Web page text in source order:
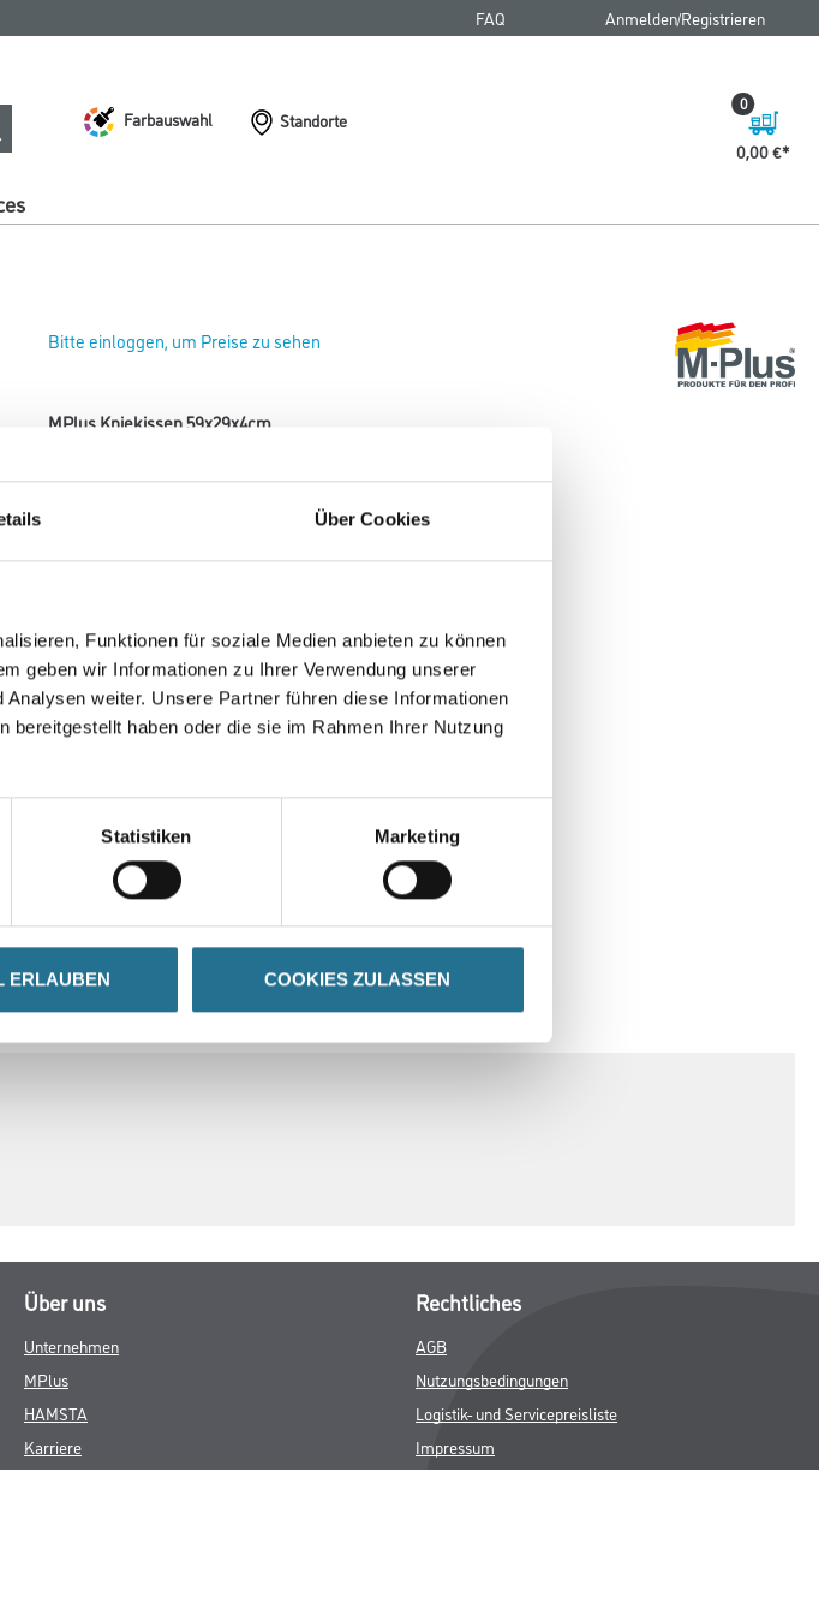
Über Cookies
Funktionen für soziale Medien anbieten zu können
geben wir Informationen zu Ihrer Verwendung unserer
weiter. Unsere Partner führen diese Informationen
haben oder die sie im Rahmen Ihrer Nutzung
Statistiken Marketing
ERLAUBEN COOKIES ZULASSEN
FAQ Anmelden/Registrieren
Farbauswahl
Standorte
0,00 €
0
Bitte einloggen, um Preise zu sehen
MPlus Kniekissen 59x29x4cm
Umrechnungsfaktoren
GEFAHRENHINWEISE SPEZIFIKATIONEN
Über uns
Unternehmen
MPlus
HAMSTA
Karriere
Rechtliches
AGB
Nutzungsbedingungen
Logistik- und Servicepreisliste
Impressum